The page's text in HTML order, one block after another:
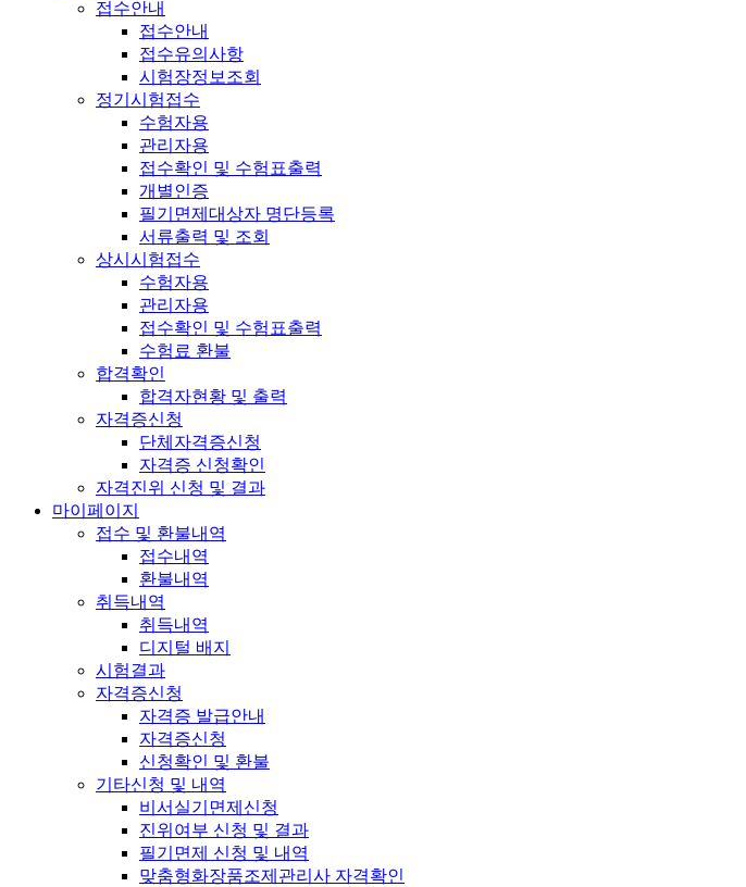
접수안내
접수안내
접수유의사항
시험장정보조회
정기시험접수
수험자용
관리자용
접수확인 및 수험표출력
개별인증
필기면제대상자 명단등록
서류출력 및 조회
상시시험접수
수험자용
관리자용
접수확인 및 수험표출력
수험료 환불
합격확인
합격자현황 및 출력
자격증신청
단체자격증신청
자격증 신청확인
자격진위 신청 및 결과
마이페이지
접수 및 환불내역
접수내역
환불내역
취득내역
취득내역
디지털 배지
시험결과
자격증신청
자격증 발급안내
자격증신청
신청확인 및 환불
기타신청 및 내역
비서실기면제신청
진위여부 신청 및 결과
필기면제 신청 및 내역
맞춤형화장품조제관리사 자격확인